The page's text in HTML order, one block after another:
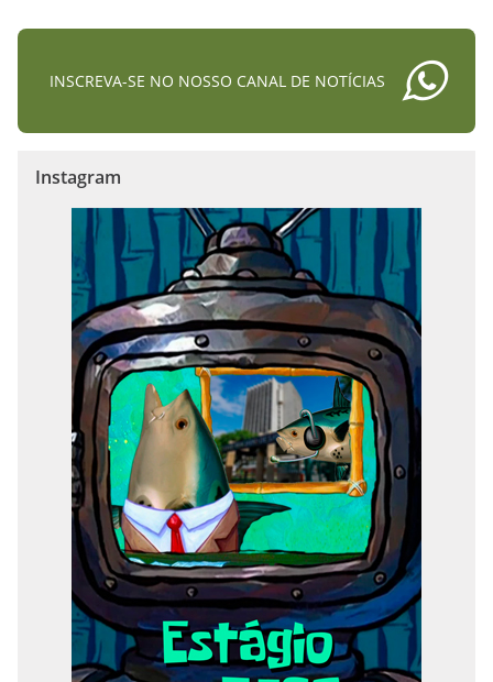
INSCREVA-SE NO NOSSO CANAL DE NOTÍCIAS
Instagram